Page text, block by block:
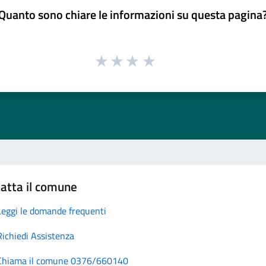
sono chiare le informazioni su questa
il comune
le domande frequenti
Assistenza
il comune 0376/660140